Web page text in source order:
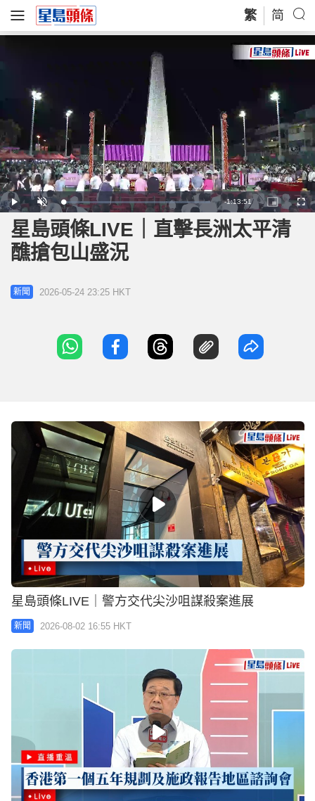
繁 简
Play UnmuteLoaded:
1.39%
Remaining
Time
-1:13:51
Picture-
in-
Picture
星島頭條LIVE｜直擊長洲太平清
醮搶包山盛況
新聞 2026-05-24 23:25 HKT
星島頭條LIVE｜警方交代尖沙咀謀殺案進展
新聞 2026-08-02 16:55 HKT